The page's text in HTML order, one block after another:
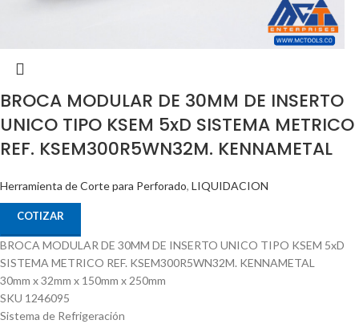
BROCA MODULAR DE 30MM DE INSERTO
UNICO TIPO KSEM 5xD SISTEMA METRICO
REF. KSEM300R5WN32M. KENNAMETAL
Herramienta de Corte para Perforado, LIQUIDACION
COTIZAR
BROCA MODULAR DE 30MM DE INSERTO UNICO TIPO KSEM 5xD
SISTEMA METRICO REF. KSEM300R5WN32M. KENNAMETAL
30mm x 32mm x 150mm x 250mm
SKU 1246095
Sistema de Refrigeración